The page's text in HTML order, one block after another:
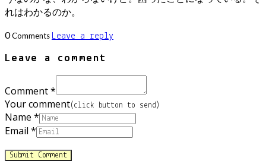
れはわかるのか。
0Comments Leave a reply
Leave a comment
Comment *
Your comment(click button to send)
Name *
Email *